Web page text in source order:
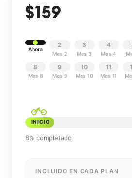
$159
Ahora
2
Mes 2
3
Mes 3
4
Mes 4
8
Mes 8
9
Mes 9
10
Mes 10
11
Mes 11
INICIO
8% completado
INCLUIDO EN CADA PLAN